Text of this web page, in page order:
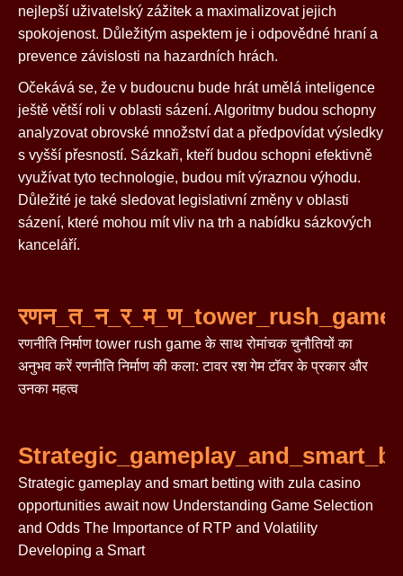
nejlepší uživatelský zážitek a maximalizovat jejich
spokojenost. Důležitým aspektem je i odpovědné hraní a
prevence závislosti na hazardních hrách.
Očekává se, že v budoucnu bude hrát umělá inteligence
ještě větší roli v oblasti sázení. Algoritmy budou schopny
analyzovat obrovské množství dat a předpovídat výsledky
s vyšší přesností. Sázkaři, kteří budou schopni efektivně
využívat tyto technologie, budou mít výraznou výhodu.
Důležité je také sledovat legislativní změny v oblasti
sázení, které mohou mít vliv na trh a nabídku sázkových
kanceláří.
रणनीति निर्माण tower rush game के साथ रोमांचक चुनौतियों का
अनुभव करें रणनीति निर्माण की कला: टावर रश गेम टॉवर के प्रकार और
उनका महत्व
Strategic gameplay and smart betting with zula casino
opportunities await now Understanding Game Selection
and Odds The Importance of RTP and Volatility
Developing a Smart